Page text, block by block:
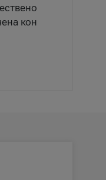
кон